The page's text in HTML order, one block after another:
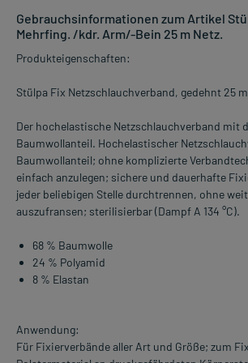
Gebrauchsinformationen zum Artikel
Mehrfing. /kdr. Arm/-Bein 25 m Netz.
Produkteigenschaften:
Stülpa Fix Netzschlauchverband, gedehnt 25
Der hochelastische Netzschlauchverband mit
Baumwollanteil. Hochelastischer
Baumwollanteil; ohne komplizierte
einfach anzulegen; sichere und dauerhafte
jeder beliebigen Stelle durchtrennen, ohne
auszufransen; sterilisierbar (Dampf A 134 °C).
68 % Baumwolle
24 % Polyamid
8 % Elastan
Anwendung:
Für Fixierverbände aller Art und Größe; zum